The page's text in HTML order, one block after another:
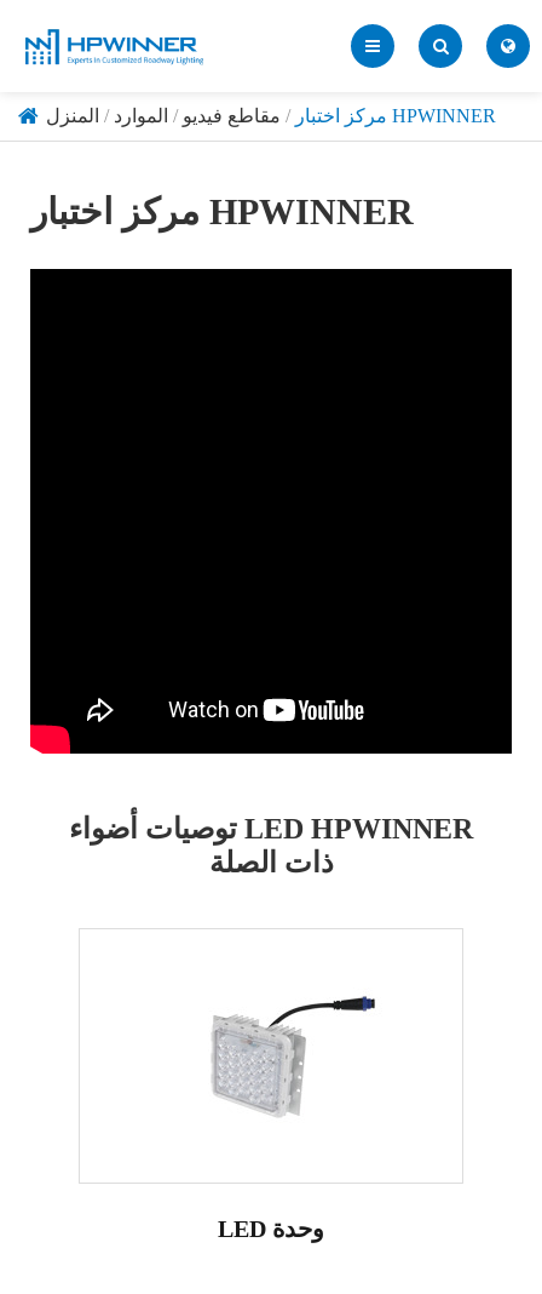
المنزل الموارد مقاطع فيديو مركز اختبار HPWINNER
مركز اختبار HPWINNER
توصيات أضواء LED HPWINNER
ذات الصلة
LED وحدة